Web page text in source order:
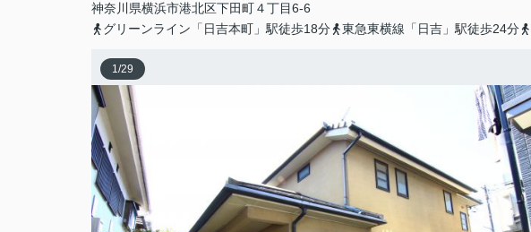
神奈川県横浜市港北区下田町４丁目6-6
グリーンライン「日吉本町」駅徒歩18分
東急東横線「日吉」駅徒歩24分
1/29